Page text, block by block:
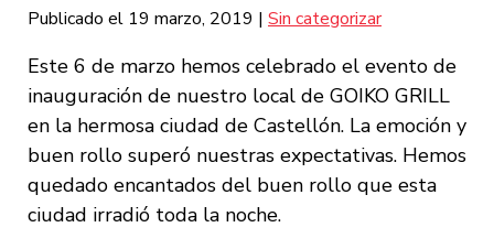
Publicado el 19 marzo, 2019 | Sin categorizar
Este 6 de marzo hemos celebrado el evento de
inauguración de nuestro local de GOIKO GRILL
en la hermosa ciudad de Castellón. La emoción y
buen rollo superó nuestras expectativas. Hemos
quedado encantados del buen rollo que esta
ciudad irradió toda la noche.